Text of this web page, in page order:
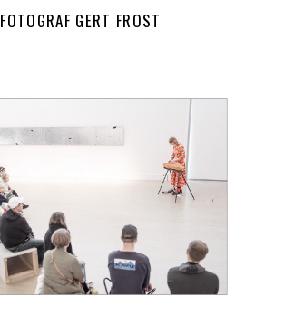
FOTOGRAF GERT FROST